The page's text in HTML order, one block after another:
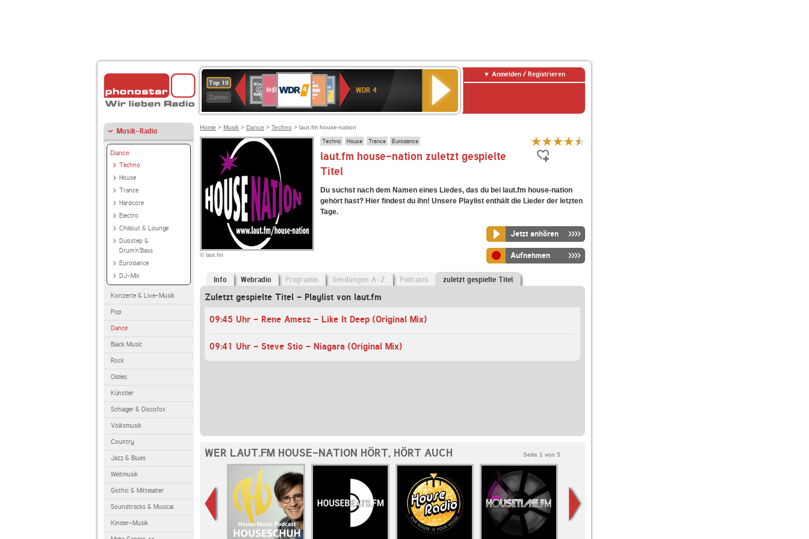
Top 10
Zuletzt
Deutschlandfunk
80er
90er
OLDIE
ANTENNE
4
Deutschlandfunk
Kultur
ANTENNE
BAYERN
2Baden-
Württemberg
WDR 4
Anmelden / Registrieren
Musik-Radio
Dance
Techno
House
Trance
Hardcore
Electro
Chillout & Lounge
Dubstep &
Drum'n'Bass
Eurodance
DJ-Mix
Konzerte & Live-Musik
Pop
Dance
Black Music
Rock
Oldies
Künstler
Schlager & Discofox
Volksmusik
Country
Jazz & Blues
Weltmusik
Gothic & Mittelalter
Soundtracks & Musical
Kinder-Musik
Home > Musik > Dance > Techno > laut.fm house-nation
© laut.fm
Techno House Trance Eurodance
laut.fm house-nation zuletzt gespielte
Titel
Du suchst nach dem Namen eines Liedes, das du bei laut.fm house-nation
gehört hast? Hier findest du ihn! Unsere Playlist enthält die Lieder der letzten
Tage.
Jetzt anhören
Aufnehmen
Info Webradio Programm Sendungen A-Z Podcasts zuletzt gespielte Titel
Zuletzt gespielte Titel - Playlist von laut.fm
09:45 Uhr - Rene Amesz - Like It Deep (Original Mix)
09:41 Uhr - Steve Stio - Niagara (Original Mix)
WER LAUT.FM HOUSE-NATION HÖRT, HÖRT AUCH Seite 1 von 5